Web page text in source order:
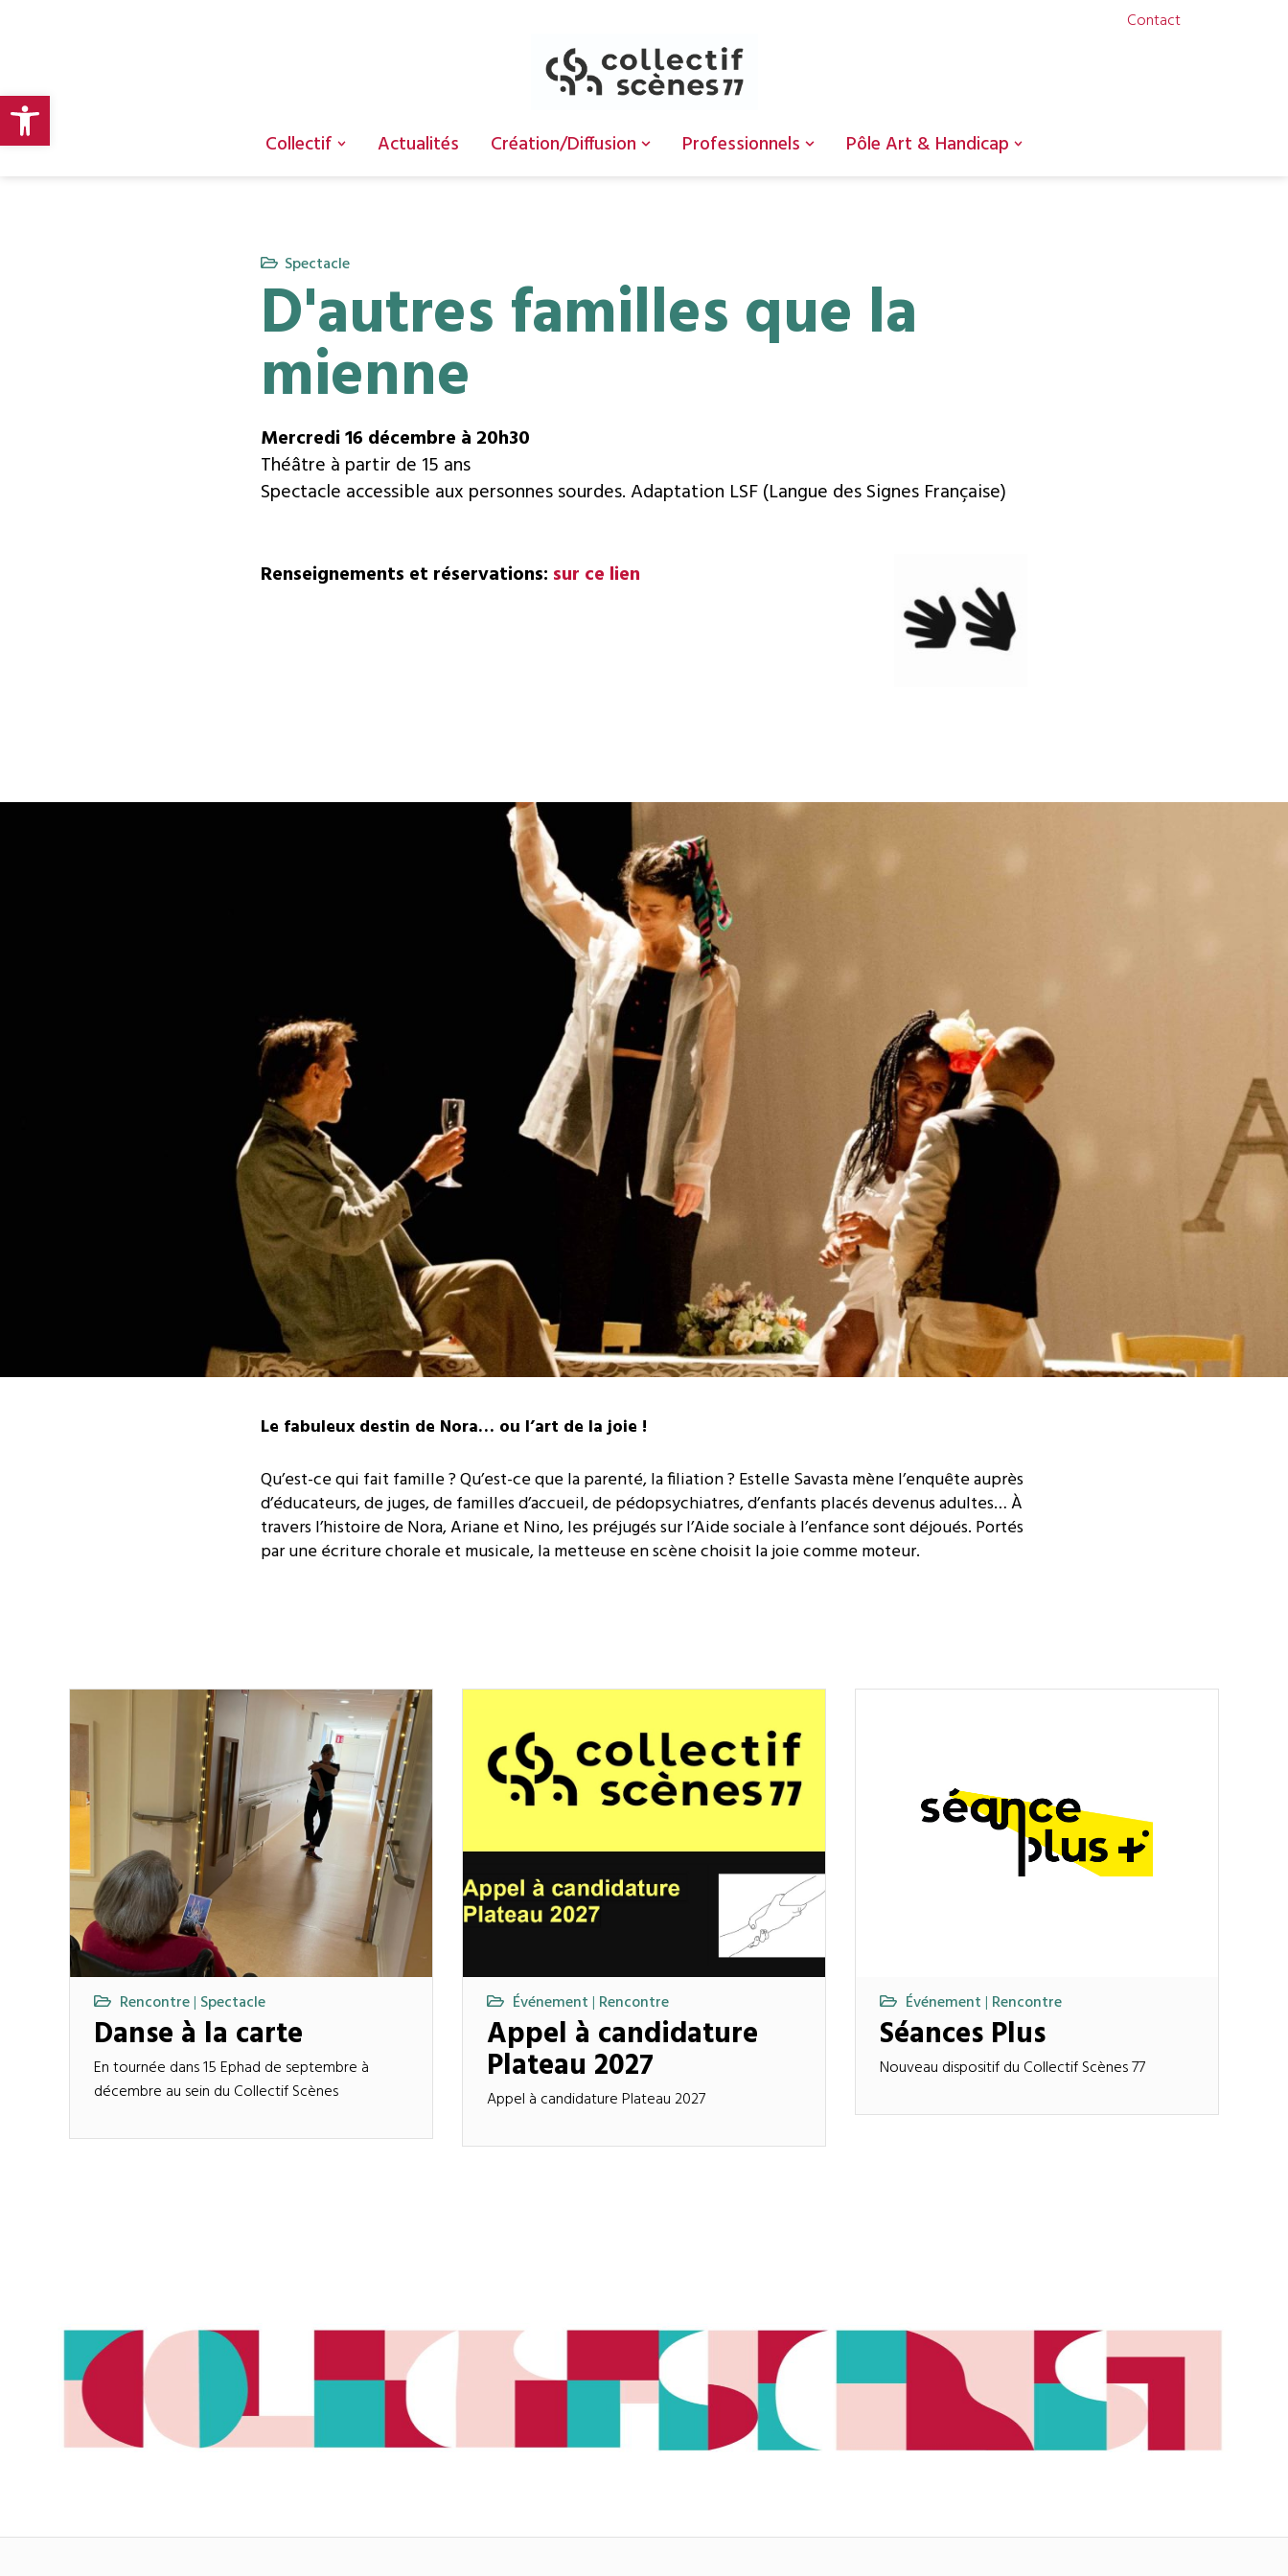
Ouvrir la barre d’outils
Contact
contenu
Collectif Actualités Création/Diffusion Professionnels Pôle Art & Handicap
Spectacle
D'autres familles que la
mienne
Mercredi 16 décembre à 20h30
Théâtre à partir de 15 ans
Spectacle accessible aux personnes sourdes. Adaptation LSF (Langue des Signes Française)
Renseignements et réservations: sur ce lien
Le fabuleux destin de Nora… ou l’art de la joie !
Qu’est-ce qui fait famille ? Qu’est-ce que la parenté, la filiation ? Estelle Savasta mène l’enquête auprès
d’éducateurs, de juges, de familles d’accueil, de pédopsychiatres, d’enfants placés devenus adultes… À
travers l’histoire de Nora, Ariane et Nino, les préjugés sur l’Aide sociale à l’enfance sont déjoués. Portés
par une écriture chorale et musicale, la metteuse en scène choisit la joie comme moteur.
Rencontre| Spectacle
Danse à la carte
En tournée dans 15 Ephad de septembre à
décembre au sein du Collectif Scènes
Événement | Rencontre
Appel à candidature
Plateau 2027
Appel à candidature Plateau 2027
Événement | Rencontre
Séances Plus
Nouveau dispositif du Collectif Scènes 77